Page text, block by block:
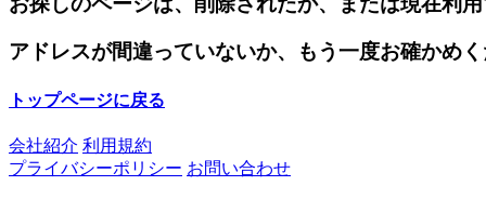
アドレスが間違っていないか、もう一度お確かめ
トップページに戻る
会社紹介 利用規約
プライバシーポリシー お問い合わせ